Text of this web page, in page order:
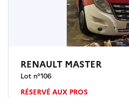
RENAULT MASTER
Lot n°106
RÉSERVÉ AUX PROS